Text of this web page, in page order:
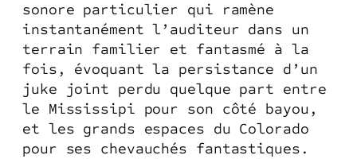
sonore particulier qui ramène
instantanément l’auditeur dans un
terrain familier et fantasmé à la
fois, évoquant la persistance d’un
juke joint perdu quelque part entre
le Mississipi pour son côté bayou,
et les grands espaces du Colorado
pour ses chevauchés fantastiques.